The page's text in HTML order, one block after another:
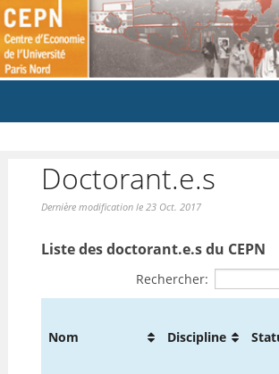
LE LABORATOIRE
PUBLICATIONS
EVENEMENTS
Doctorant.e.s
Dernière modification le 23 Oct. 2017
Liste des doctorant.e.s du CEPN
Rechercher:
Nom Discipline